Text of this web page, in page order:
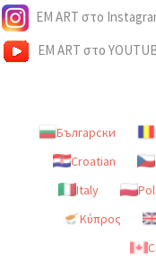
EM ART στο
EM ART στο
Български
Croatian
Italy
Κύπρος